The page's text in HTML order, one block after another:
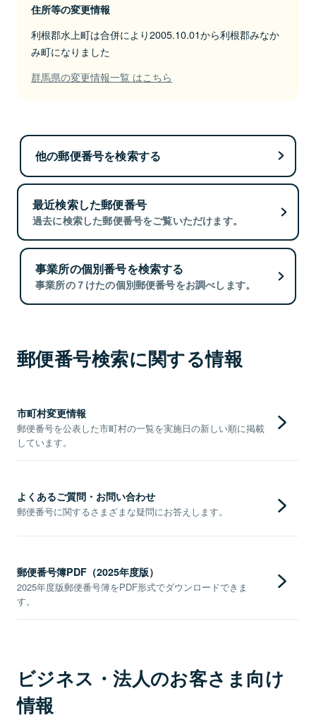
住所等の変更情報
利根郡水上町は合併により2005.10.01から利根郡みなか
み町になりました
群馬県の変更情報一覧 はこちら
他の郵便番号を検索する
最近検索した郵便番号
過去に検索した郵便番号をご覧いただけます。
事業所の個別番号を検索する
事業所の７けたの個別郵便番号をお調べします。
郵便番号検索に関する情報
市町村変更情報
郵便番号を公表した市町村の一覧を実施日の新しい順に掲載
しています。
よくあるご質問・お問い合わせ
郵便番号に関するさまざまな疑問にお答えします。
郵便番号簿PDF（2025年度版）
2025年度版郵便番号簿をPDF形式でダウンロードできま
す。
ビジネス・法人のお客さま向け
情報